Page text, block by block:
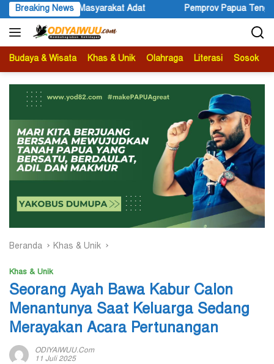
Langsung
ke
konten
Breaking News
Papua Tengah dan Scopi Teken MoU Perkuat Pemberdayaan
Budaya & Wisata Khas & Unik Olahraga Literasi Sosok
Beranda Khas & Unik
Khas & Unik
Seorang Ayah Bawa Kabur Calon
Menantunya Saat Keluarga Sedang
Merayakan Acara Pertunangan
ODIYAIWUU.com
11 Juli 2025